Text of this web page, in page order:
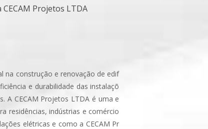
na construção e renovação de edif
e durabilidade das instalaçõ
A CECAM Projetos LTDA é uma e
residências, indústrias e comércio
elétricas e como a CECAM Pr